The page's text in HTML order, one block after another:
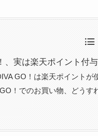
、実は楽天ポイント付
GO！は楽天ポイントが
！でのお買い物、どうす